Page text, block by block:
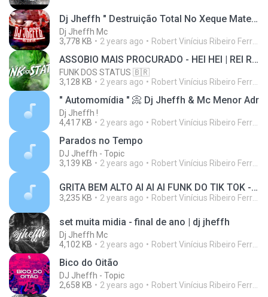
Dj Jheffh " Destruição Total No Xeque Mate ☣️"
Dj Jheffh Mc
3,778 KB
2 years ago Robert Vinícius Ribeiro Ferreira
ASSOBIO MAIS PROCURADO - HEI HEI | REI REI - ESSA MINA QUE FUD3 《DJ JHEFFH》GOSTA DE FUD3 EMPÉ
FUNK DOS STATUS 🇧🇷
3,128 KB
2 years ago Robert Vinícius Ribeiro Ferreira
" Automomídia " 📀 Dj Jheffh & Mc Menor Adr
Dj Jheffh !
4,417 KB
2 years ago Robert Vinícius Ribeiro Ferreira
Parados no Tempo
DJ Jheffh - Topic
3,139 KB
2 years ago Robert Vinícius Ribeiro Ferreira
GRITA BEM ALTO AI AI AI FUNK DO TIK TOK - MC GW -MONTAGEM DE MILHÕES(DJ JEFFH)
3,235 KB 2 years ago Robert Vinícius Ribeiro Ferreira
set muita midia - final de ano | dj jheffh
Dj Jheffh Mc
4,102 KB
2 years ago Robert Vinícius Ribeiro Ferreira
Bico do Oitão
DJ Jheffh - Topic
2,658 KB
2 years ago Robert Vinícius Ribeiro Ferreira